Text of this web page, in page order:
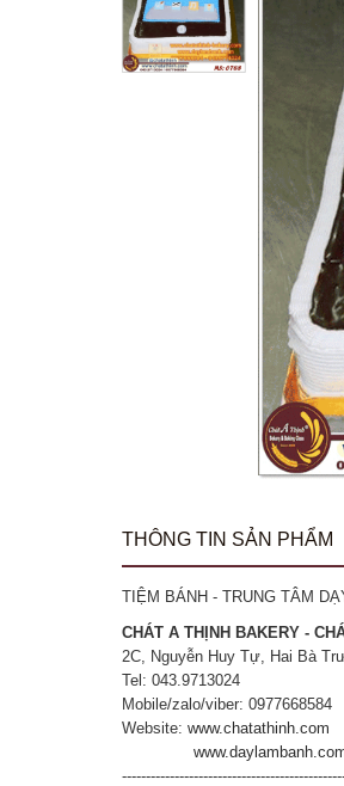
THÔNG TIN SẢN PHẨM
TIỆM BÁNH - TRUNG TÂM
CHÁT A THỊNH BAKERY -
2C, Nguyễn Huy Tự, Hai Bà
Tel: 043.9713024
Mobile/zalo/viber: 0977668584
Website: www.chatathinh.com